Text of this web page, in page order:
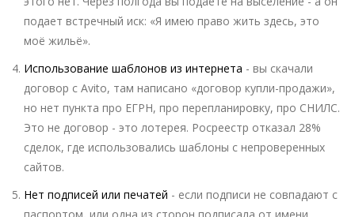
подает встречный иск: «Я имею право жить здесь, это
моё жильё».
Использование шаблонов из интернета - вы скачали
договор с Avito, там написано «договор купли-продажи»,
но нет пункта про ЕГРН, про перепланировку, про СНИЛС.
Это не договор - это лотерея. Росреестр отказал 28%
сделок, где использовались шаблоны с непроверенных
сайтов.
Нет подписей или печатей - если подписи не совпадают с